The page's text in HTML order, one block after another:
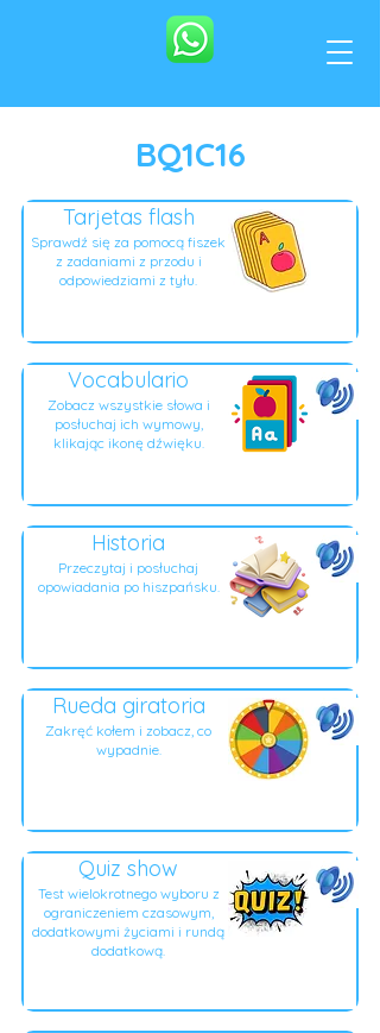
BQ1C16
Tarjetas flash
Sprawdź się za pomocą fiszek
z zadaniami z przodu i
odpowiedziami z tyłu.
Vocabulario
Zobacz wszystkie słowa i
posłuchaj ich wymowy,
klikając ikonę dźwięku.
Historia
Przeczytaj i posłuchaj
opowiadania po hiszpańsku.
Rueda giratoria
Zakręć kołem i zobacz, co
wypadnie.
Quiz show
Test wielokrotnego wyboru z
ograniczeniem czasowym,
dodatkowymi życiami i rundą
dodatkową.